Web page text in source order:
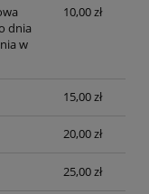
dnia
w
10,00 zł
15,00 zł
20,00 zł
25,00 zł